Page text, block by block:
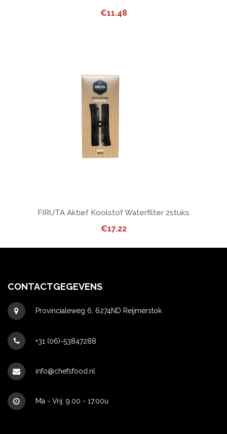
€11.48
FIRUTA Aktief Koolstof Waterfilter 2stuks
€17.22
CONTACTGEGEVENS
Provincialeweg 6, 6274ND Reijmerstok
+31 (06)-53847288
info@chefsfood.nl
Ma - Vrij: 9.00 - 17.00u